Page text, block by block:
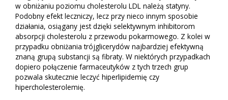
w obniżaniu poziomu cholesterolu LDL należą statyny.
Podobny efekt leczniczy, lecz przy nieco innym sposobie
działania, osiągany jest dzięki selektywnym inhibitorom
absorpcji cholesterolu z przewodu pokarmowego. Z kolei w
przypadku obniżania trójglicerydów najbardziej efektywną
znaną grupą substancji są fibraty. W niektórych przypadkach
dopiero połączenie farmaceutyków z tych trzech grup
pozwala skutecznie leczyć hiperlipidemię czy
hipercholesterolemię.